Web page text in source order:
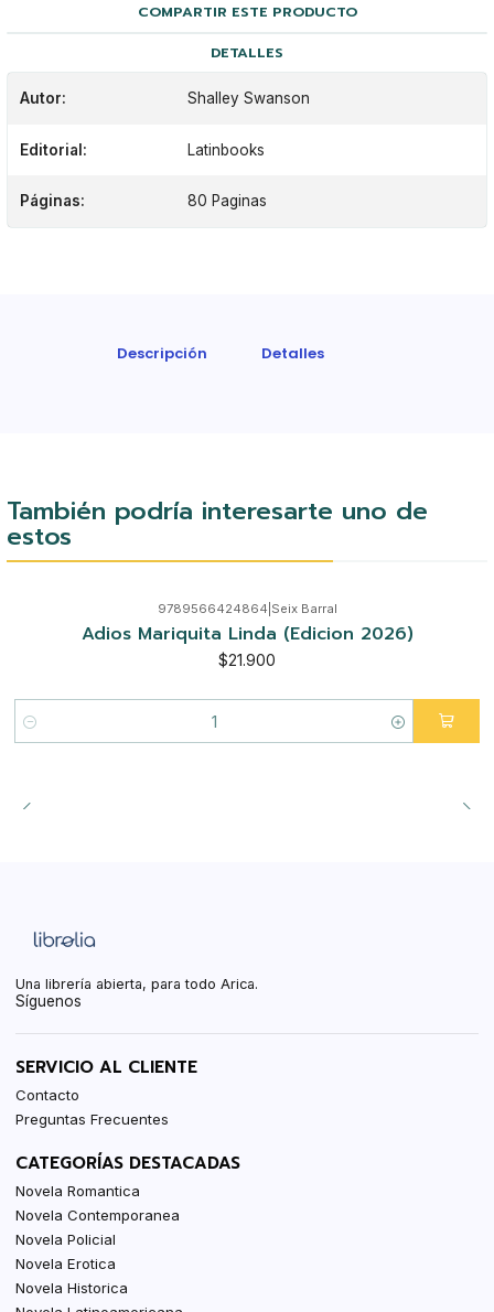
COMPARTIR ESTE PRODUCTO
DETALLES
Autor: Shalley Swanson
Editorial: Latinbooks
Páginas: 80 Paginas
Descripción Detalles
También podría interesarte uno de
estos
9789566424864 Seix Barral
Adios Mariquita Linda (Edicion 2026)
$21.900
Cantidad
Una librería abierta, para todo Arica.
Síguenos
SERVICIO AL CLIENTE
Contacto
Preguntas Frecuentes
CATEGORÍAS DESTACADAS
Novela Romantica
Novela Contemporanea
Novela Policial
Novela Erotica
Novela Historica